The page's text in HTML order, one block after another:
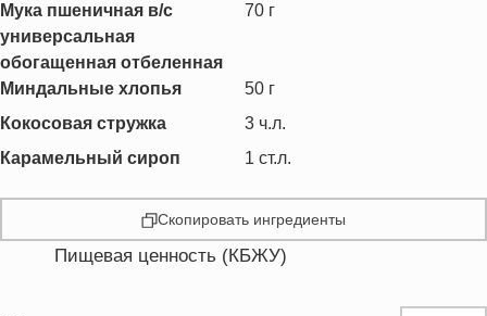
Мука пшеничная в/с
универсальная
обогащенная отбеленная
70 г
Миндальные хлопья 50 г
Кокосовая стружка
3 ч.л.
Карамельный сироп
1 ст.л.
Скопировать ингредиенты
Пищевая ценность (КБЖУ)